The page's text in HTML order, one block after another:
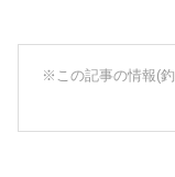
※この記事の情報(